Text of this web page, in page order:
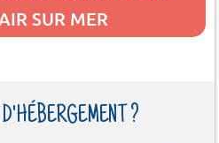
SUR MER
?